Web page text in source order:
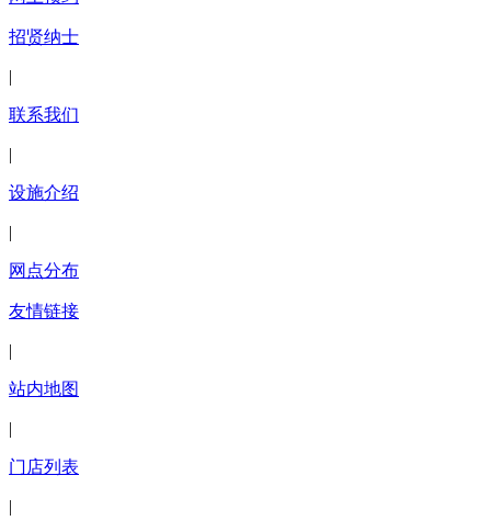
招贤纳士
|
联系我们
|
设施介绍
|
网点分布
友情链接
|
站内地图
|
门店列表
|